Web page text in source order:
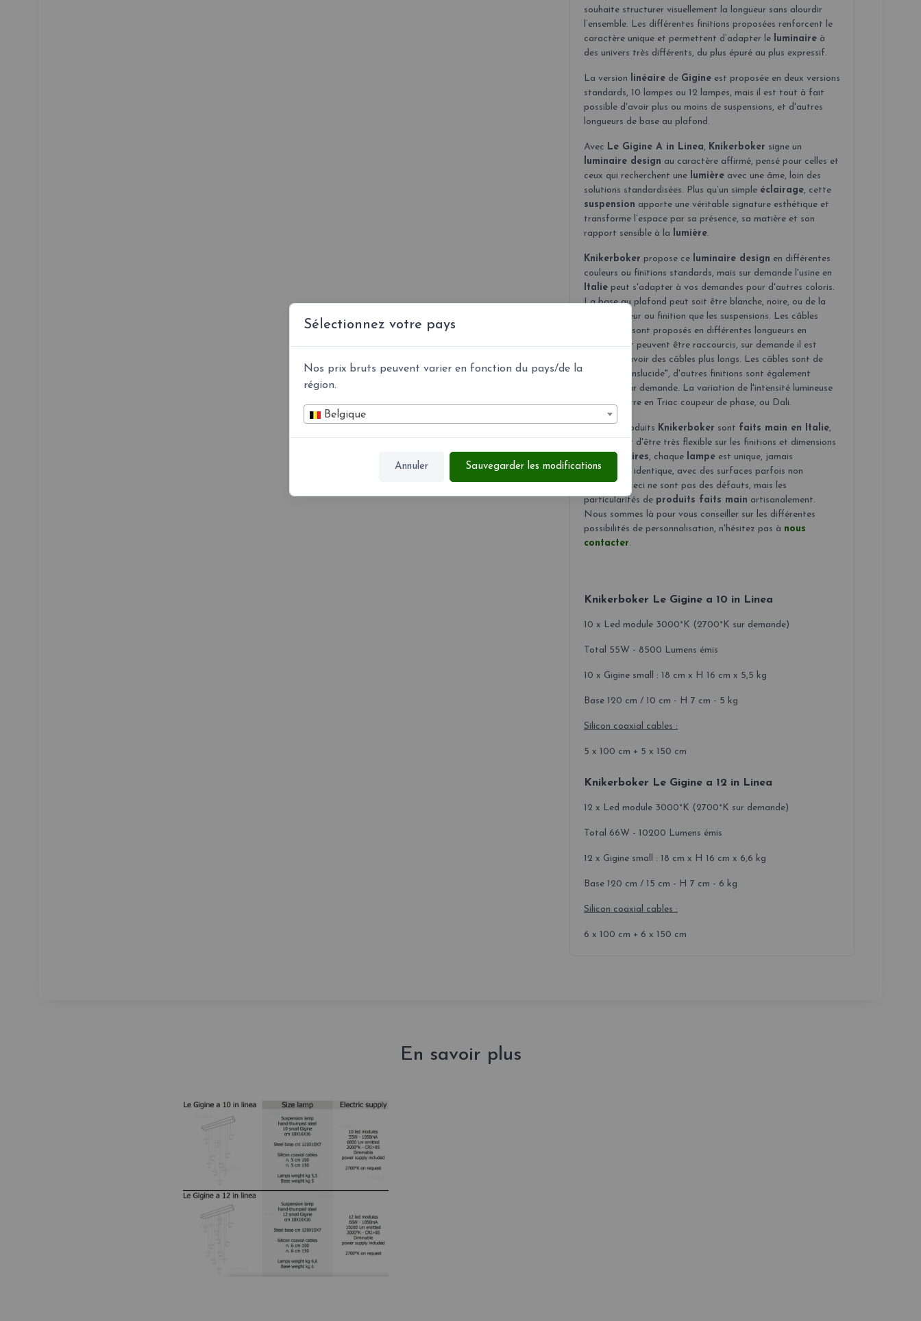
Sélectionnez votre pays
Nos prix bruts peuvent varier en fonction du pays/de la
région.
Belgique
Annuler Sauvegarder les modifications
souhaite structurer visuellement la longueur sans alourdir
l’ensemble. Les différentes finitions proposées renforcent le
caractère unique et permettent d’adapter le luminaireà
des univers très différents, du plus épuré au plus expressif.
La version linéairede Gigineest proposée en deux versions
standards, 10 lampes ou 12 lampes, mais il est tout à fait
possible d'avoir plus ou moins de suspensions, et d'autres
longueurs de base au plafond.
Avec Le Gigine A in Linea, Knikerboker signe un
luminaire design au caractère affirmé, pensé pour celles et
ceux qui recherchent une lumièreavec une âme, loin des
solutions standardisées. Plus qu’un simple éclairage, cette
suspension apporte une véritable signature esthétique et
transforme l’espace par sa présence, sa matière et son
rapport sensible à la
lumière.
Knikerboker propose ce luminaire design en différentes
couleurs ou finitions standards, mais sur demande l'usine en
Italiepeut s'adapter à vos demandes pour d'autres coloris.
La base au plafond peut soit être blanche, noire, ou de la
même couleur ou finition que les suspensions. Les câbles
électriques sont proposés en différentes longueurs en
standard et peuvent être raccourcis, sur demande il est
possible d'avoir des câbles plus longs. Les câbles sont de
finition "translucide", d'autres finitions sont également
possibles sur demande. La variation de l'intensité lumineuse
peut soit être en Triac coupeur de phase, ou Dali.
Tous les produits Knikerboker sont faits main en Italie,
ceci permet d'être très flexible sur les finitions et dimensions
luminaires, chaque lampeest unique, jamais
totalement identique, avec des surfaces parfois non
régulières, ceci ne sont pas des défauts, mais les
particularités de produits faits main artisanalement.
Nous sommes là pour vous conseiller sur les différentes
possibilités de personnalisation, n'hésitez pas à nous
contacter.
Knikerboker Le Gigine a 10 in Linea
10 x Led module 3000°K (2700°K sur demande)
Total 55W - 8500 Lumens émis
10 x Gigine small : 18 cm x H 16 cm x 5,5 kg
Base 120 cm / 10 cm - H 7 cm - 5 kg
Silicon coaxial cables :
5 x 100 cm + 5 x 150 cm
Knikerboker Le Gigine a 12 in Linea
12 x Led module 3000°K (2700°K sur demande)
Total 66W - 10200 Lumens émis
12 x Gigine small : 18 cm x H 16 cm x 6,6 kg
Base 120 cm / 15 cm - H 7 cm - 6 kg
Silicon coaxial cables :
6 x 100 cm + 6 x 150 cm
En savoir plus